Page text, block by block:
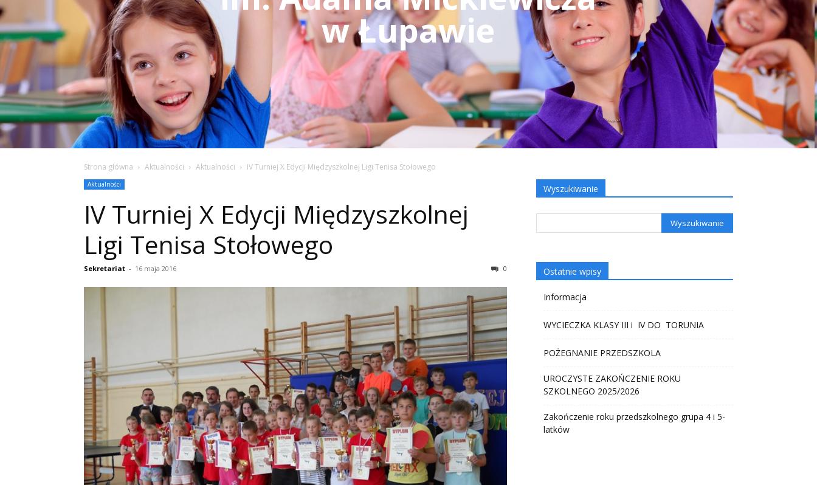
w Łupawie
Strona główna Aktualności Aktualności IV Turniej X Edycji Międzyszkolnej Ligi Tenisa Stołowego
Aktualności
IV Turniej X Edycji Międzyszkolnej
Ligi Tenisa Stołowego
Sekretariat - 16 maja 2016 0
Wyszukiwanie
Ostatnie wpisy
Informacja
WYCIECZKA KLASY III i IV DO TORUNIA
POŻEGNANIE PRZEDSZKOLA
UROCZYSTE ZAKOŃCZENIE ROKU
SZKOLNEGO 2025/2026
Zakończenie roku przedszkolnego grupa 4 i 5-
latków